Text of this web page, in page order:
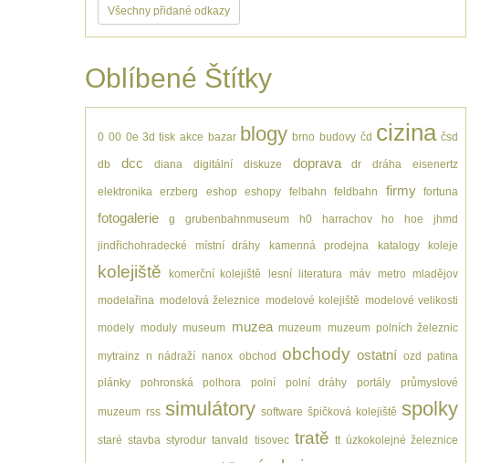
Všechny přidané odkazy
Oblíbené Štítky
0 00 0e 3d tisk akce bazar blogy brno budovy čd cizina čsd
db dcc diana digitální diskuze doprava dr dráha eisenertz
elektronika erzberg eshop eshopy felbahn feldbahn firmy fortuna
fotogalerie g grubenbahnmuseum h0 harrachov ho hoe jhmd
jindřichohradecké místní dráhy kamenná prodejna katalogy koleje
kolejiště komerční kolejiště lesní literatura máv metro mladějov
modelařina modelová železnice modelové kolejiště modelové velikosti
modely moduly museum muzea muzeum muzeum polních železnic
mytrainz n nádraží nanox obchod obchody ostatní ozd patina
plánky pohronská polhora polní polní dráhy portály průmyslové
muzeum rss simulátory software špičková kolejiště spolky
staré stavba styrodur tanvald tisovec tratě tt úzkokolejné železnice